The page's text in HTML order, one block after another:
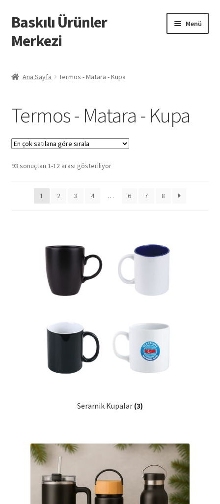
Dolaşıma
geç
İçeriğe
geç
Baskılı Ürünler
Merkezi
Menü
Hesabım
İletişim
İPTAL VE İADE KOŞULLARI
İptal ve İade Politikası
Mesafeli Satış Sözleşmesi
Ana Sayfa Termos - Matara - Kupa
Termos - Matara - Kupa
93 sonuçtan 1-12 arası gösteriliyorPopülerliğe
1
2 3 4 … 6 7 8
Seramik Kupalar (3)